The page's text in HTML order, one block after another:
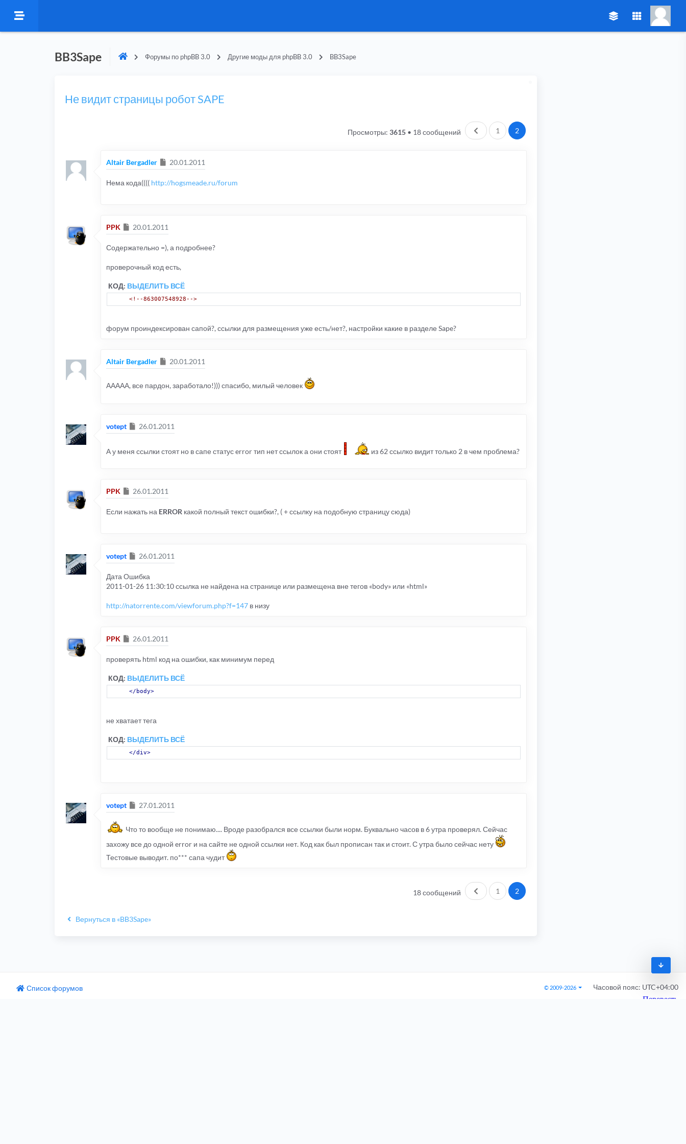
BB3Sape Форумы по phpBB 3.0 Другие моды для phpBB 3.0 BB3Sape
Не видит страницы робот SAPE
18 сообщений Пред.
1 2
Просмотры: 3615•
Altair Bergadler Сообщение
20.01.2011
Нема кода(((( http://hogsmeade.ru/forum
PPK Сообщение
20.01.2011
Содержательно =), а подробнее?
проверочный код есть,
КОД: ВЫДЕЛИТЬ ВСЁ
<!--863007548928-->
форум проиндексирован сапой?, ссылки для размещения уже есть/нет?, настройки какие в разделе Sape?
Altair Bergadler Сообщение
20.01.2011
ААААА, все пардон, заработало!))) спасибо, милый человек
votept Сообщение
26.01.2011
А у меня ссылки стоят но в сапе статус error тип нет ссылок а они стоят из 62 ссылко видит только 2 в чем проблема?
PPK Сообщение
26.01.2011
Если нажать на ERROR какой полный текст ошибки?, ( + ссылку на подобную страницу сюда)
votept Сообщение
26.01.2011
Дата Ошибка
2011-01-26 11:30:10 ссылка не найдена на странице или размещена вне тегов «body» или «html»
http://natorrente.com/viewforum.php?f=147 в низу
PPK Сообщение
26.01.2011
проверять html код на ошибки, как минимум перед
КОД: ВЫДЕЛИТЬ ВСЁ
</body>
не хватает тега
КОД: ВЫДЕЛИТЬ ВСЁ
</div>
votept Сообщение
27.01.2011
Что то вообще не понимаю.... Вроде разобрался все ссылки были норм. Буквально часов в 6 утра проверял. Сейчас
захожу все до одной error и на сайте не одной ссылки нет. Код как был прописан так и стоит. С утра было сейчас нету
Тестовые выводит. по*** сапа чудит
18 сообщений Пред.
1 2
Вернуться в «BB3Sape»
Список форумов © 2009-2026 Часовой пояс: UTC+04:00